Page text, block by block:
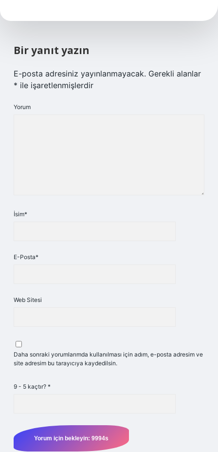
Bir yanıt yazın
E-posta adresiniz yayınlanmayacak. Gerekli alanlar
* ile işaretlenmişlerdir
Yorum
İsim*
E-Posta*
Web Sitesi
Daha sonraki yorumlarımda kullanılması için adım, e-posta adresim ve
site adresim bu tarayıcıya kaydedilsin.
9 - 5 kaçtır? *